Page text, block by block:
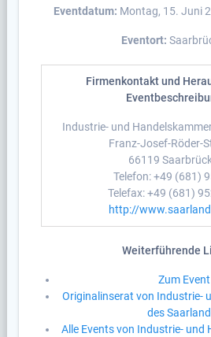
Eventdatum: Montag, 15. Juni
Eventort:
Firmenkontakt und
Industrie- und
Franz-Josef-Röder-
66119
Telefon: +49 (681)
Telefax: +49 (681)
http://
Weiterführende
Zum Event
Originalinserat von Industrie-
des
Alle Events von Industrie- und